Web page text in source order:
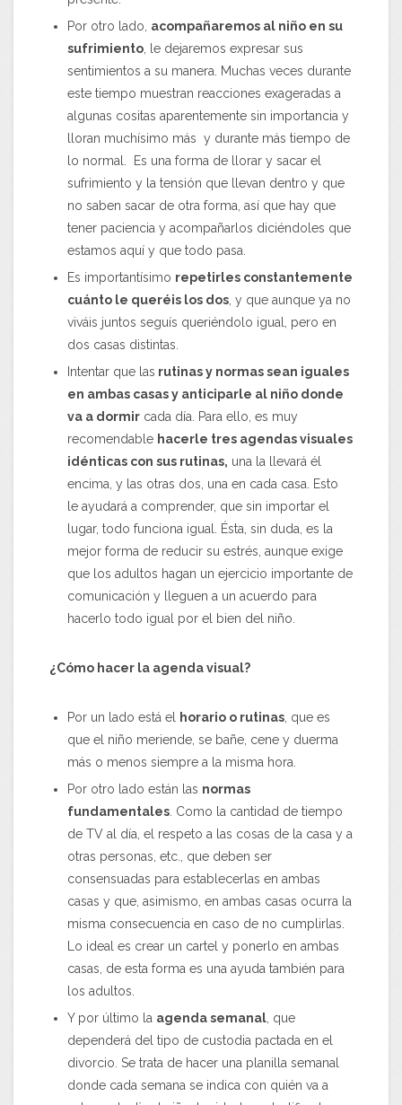
Por otro lado, acompañaremos al niño en su
sufrimiento , le dejaremos expresar sus
sentimientos a su manera. Muchas veces durante
este tiempo muestran reacciones exageradas a
algunas cositas aparentemente sin importancia y
lloran muchísimo más y durante más tiempo de
lo normal. Es una forma de llorar y sacar el
sufrimiento y la tensión que llevan dentro y que
no saben sacar de otra forma, así que hay que
tener paciencia y acompañarlos diciéndoles que
estamos aquí y que todo pasa.
Es importantísimo repetirles constantemente
cuánto le queréis los dos , y que aunque ya no
viváis juntos seguís queriéndolo igual, pero en
dos casas distintas.
Intentar que las rutinas y normas sean iguales
en ambas casas y anticiparle al niño donde
va a dormir cada día. Para ello, es muy
recomendable hacerle tres agendas visuales
idénticas con sus rutinas, una la llevará él
encima, y las otras dos, una en cada casa. Esto
le ayudará a comprender, que sin importar el
lugar, todo funciona igual. Ésta, sin duda, es la
mejor forma de reducir su estrés, aunque exige
que los adultos hagan un ejercicio importante de
comunicación y lleguen a un acuerdo para
hacerlo todo igual por el bien del niño.
¿Cómo hacer la agenda visual?
Por un lado está el horario o rutinas , que es
que el niño meriende, se bañe, cene y duerma
más o menos siempre a la misma hora.
Por otro lado están las normas
fundamentales . Como la cantidad de tiempo
de TV al día, el respeto a las cosas de la casa y a
otras personas, etc., que deben ser
consensuadas para establecerlas en ambas
casas y que, asimismo, en ambas casas ocurra la
misma consecuencia en caso de no cumplirlas.
Lo ideal es crear un cartel y ponerlo en ambas
casas, de esta forma es una ayuda también para
los adultos.
Y por último la agenda semanal , que
dependerá del tipo de custodia pactada en el
divorcio. Se trata de hacer una planilla semanal
donde cada semana se indica con quién va a